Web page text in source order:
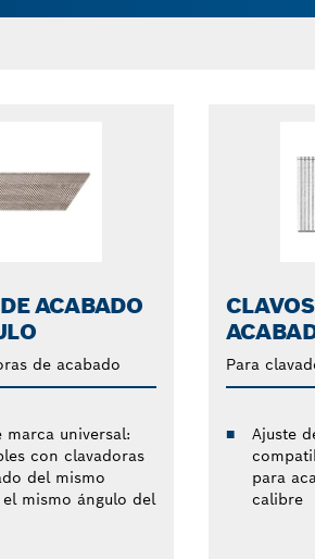
ACABADO
de acabado
marca universal:
con clavadoras
del mismo
mismo ángulo del
Para
Ajuste
para
calibre